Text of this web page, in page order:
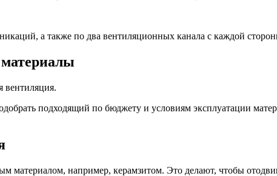
а также по два вентиляционных канала с каждой
вентиляция.
подходящий по бюджету и условиям эксплуатации
материалом, например, керамзитом. Это делают, чтобы